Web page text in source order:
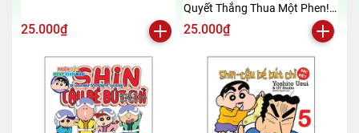
25.000₫
Quyết Thắng Thua Một Phen!!
(Tái Bản 2024)
25.000₫